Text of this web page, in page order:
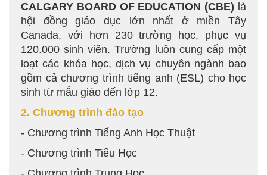
CALGARY BOARD OF EDUCATION (CBE) là
hội đồng giáo dục lớn nhất ở miền Tây
Canada, với hơn 230 trường học, phục vụ
120.000 sinh viên. Trường luôn cung cấp một
loạt các khóa học, dịch vụ chuyên ngành bao
gồm cả chương trình tiếng anh (ESL) cho học
sinh từ mẫu giáo đến lớp 12.
2. Chương trình đào tạo
- Chương trình Tiếng Anh Học Thuật
- Chương trình Tiểu Học